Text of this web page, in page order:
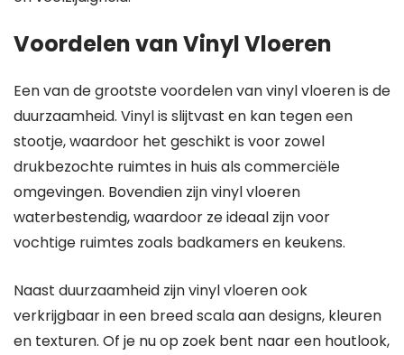
Voordelen van Vinyl Vloeren
Een van de grootste voordelen van vinyl vloeren is de
duurzaamheid. Vinyl is slijtvast en kan tegen een
stootje, waardoor het geschikt is voor zowel
drukbezochte ruimtes in huis als commerciële
omgevingen. Bovendien zijn vinyl vloeren
waterbestendig, waardoor ze ideaal zijn voor
vochtige ruimtes zoals badkamers en keukens.
Naast duurzaamheid zijn vinyl vloeren ook
verkrijgbaar in een breed scala aan designs, kleuren
en texturen. Of je nu op zoek bent naar een houtlook,